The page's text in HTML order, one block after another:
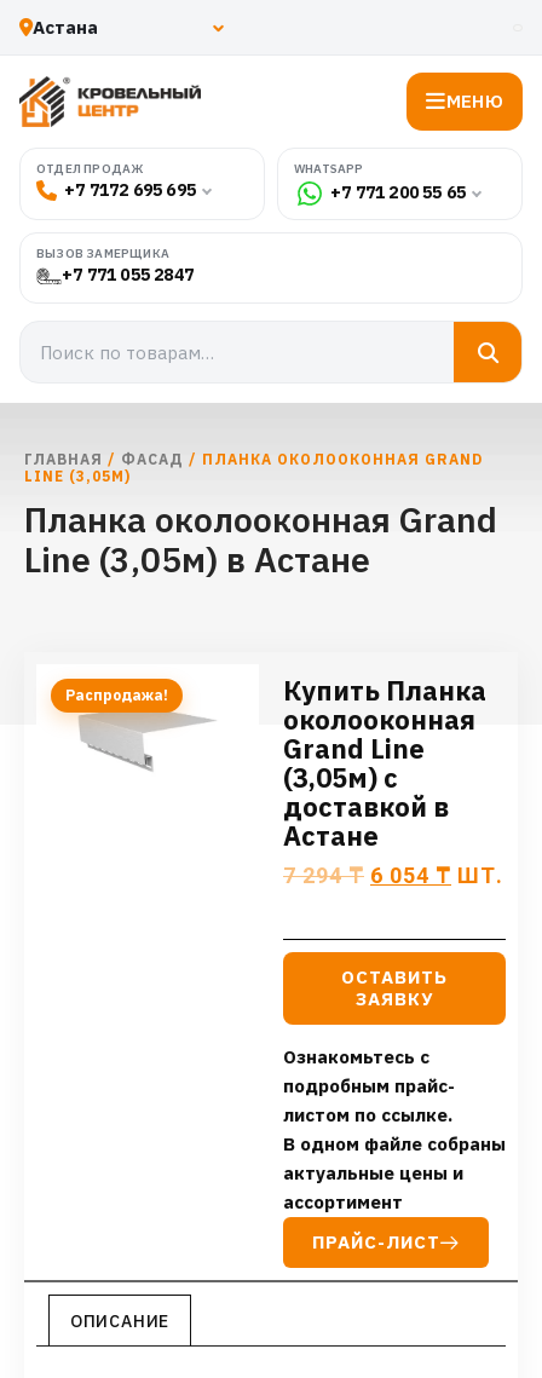
МЕНЮ
ОТДЕЛ ПРОДАЖ
+7 7172 695 695
WHATSAPP
+7 771 200 55 65
ВЫЗОВ ЗАМЕРЩИКА
+7 771 055 2847
ГЛАВНАЯ / ФАСАД / ПЛАНКА ОКОЛООКОННАЯ GRAND
LINE (3,05М)
Планка околооконная Grand
Line (3,05м) в Астане
Распродажа!
Купить Планка
околооконная
Grand Line
(3,05м) с
доставкой в
Астане
7 294₸ 6 054 ₸ ШТ.
ОСТАВИТЬ
ЗАЯВКУ
Ознакомьтесь с
подробным прайс-
листом по ссылке.
В одном файле собраны
актуальные цены и
ассортимент
ПРАЙС-ЛИСТ
ОПИСАНИЕ